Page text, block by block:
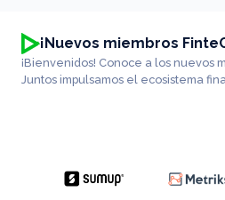
¡Nuevos miembros
¡Bienvenidos! Conoce a los nuevos
Juntos impulsamos el ecosistema